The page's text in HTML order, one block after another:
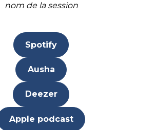
nom de la session
Spotify
Ausha
Deezer
Apple podcast